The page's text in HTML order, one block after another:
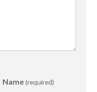
Name(required)